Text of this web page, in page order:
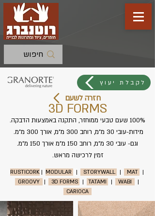
3D FORMS
100% שעם טבעי ממוחזר, התקנה באמצעות הדבקה.
מידות-עובי 30 מ"מ, רוחב 300 מ"מ, אורך 300 מ"מ.
וגם- עובי 30 מ"מ, רוחב 150 מ"מ אורך 150 מ"מ.
זמין לרכישה מראש.
חזרה לשעם
לקבלת יעוץ
RUSTICORK| MODULAR | STORYWALL | MAT |
GROOVY | 3D FORMS | TATAMI | WABI
|
CARIOCA